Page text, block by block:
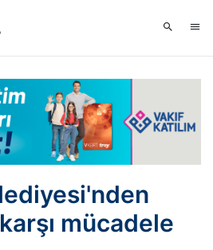
karşı mücadele